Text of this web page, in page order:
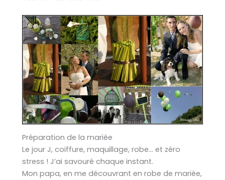
Préparation de la mariée
Le jour J, coiffure, maquillage, robe… et zéro
stress ! J’ai savouré chaque instant.
Mon papa, en me découvrant en robe de mariée,